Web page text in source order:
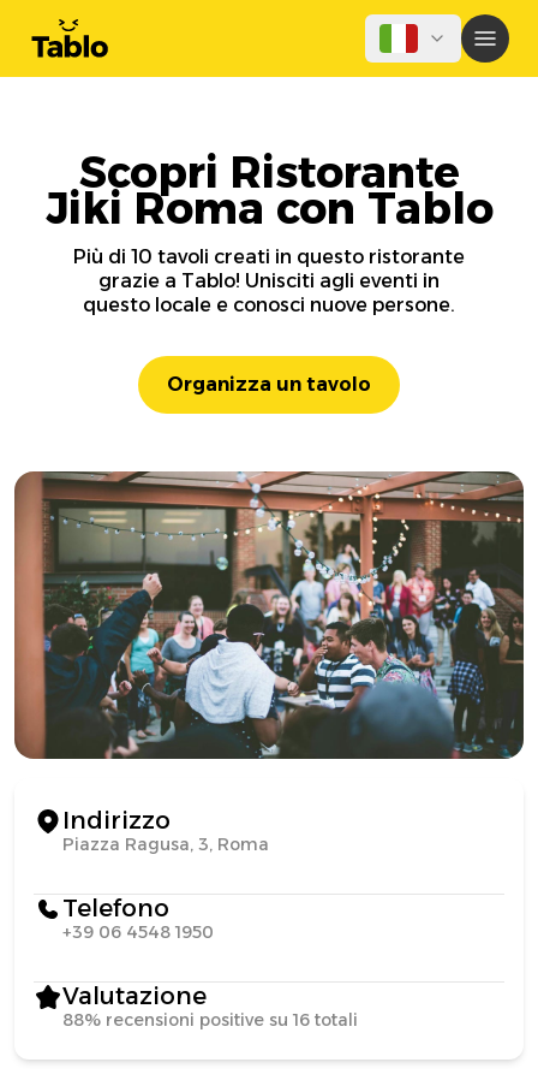
Scopri Ristorante
Jiki Roma con Tablo
Più di 10 tavoli creati in questo ristorante
grazie a Tablo! Unisciti agli eventi in
questo locale e conosci nuove persone.
Organizza un tavolo
Indirizzo
Piazza Ragusa, 3, Roma
Telefono
+39 06 4548 1950
Valutazione
88% recensioni positive su 16 totali